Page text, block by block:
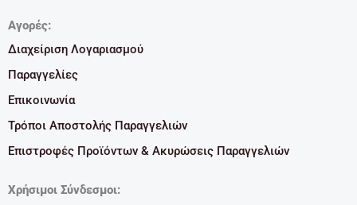
Αγορές:
Διαχείριση Λογαριασμού
Παραγγελίες
Επικοινωνία
Τρόποι Αποστολής Παραγγελιών
Επιστροφές Προϊόντων & Ακυρώσεις Παραγγελιών
Χρήσιμοι Σύνδεσμοι: